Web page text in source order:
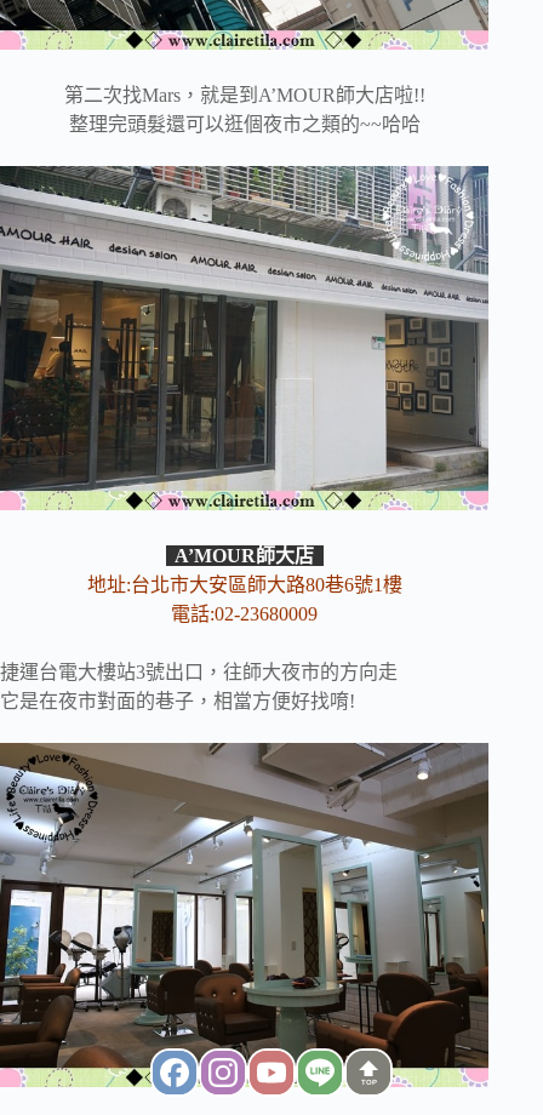
第二次找Mars，就是到A’MOUR師大店啦!!
整理完頭髮還可以逛個夜市之類的~~哈哈
A’MOUR師大店
地址:台北市大安區師大路80巷6號1樓
電話:02-23680009
捷運台電大樓站3號出口，往師大夜市的方向走
它是在夜市對面的巷子，相當方便好找唷!
TOP